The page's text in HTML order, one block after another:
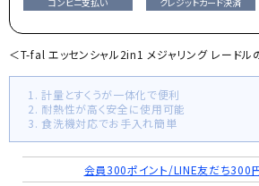
＜T-fal エッセンシャル2in1 メジャリング レードル
1. 計量とすくうが一体化で便利
2. 耐熱性が高く安全に使用可能
3. 食洗機対応でお手入れ簡単
会員300ポイント/LINE友だち300